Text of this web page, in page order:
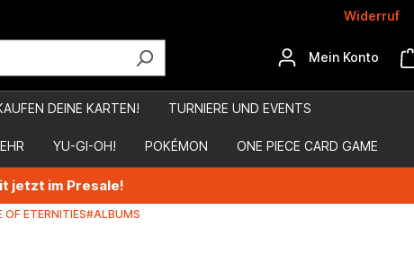
Widerruf
Mein Konto
DEINE KARTEN! TURNIERE UND EVENTS
YU-GI-OH! POKÉMON ONE PIECE CARD GAME
jetzt im Presale!
OF ETERNITIES#ALBUMS